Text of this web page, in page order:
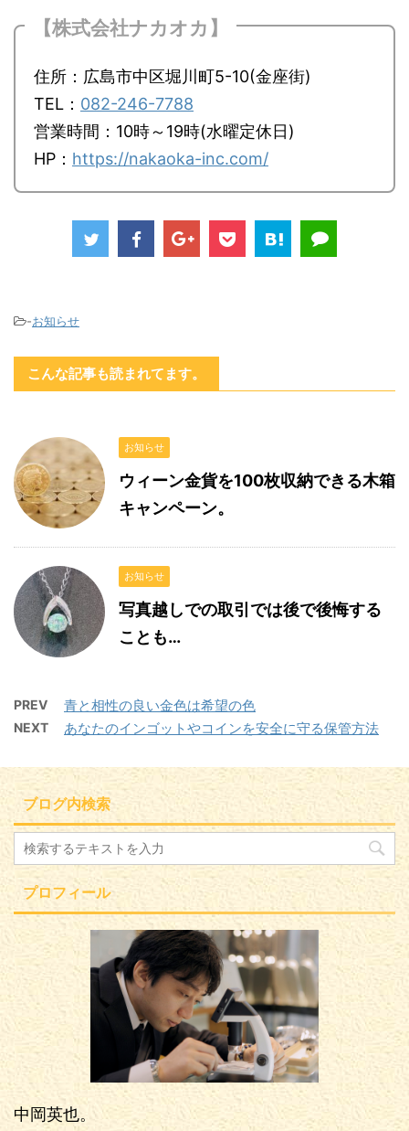
【株式会社ナカオカ】
住所：広島市中区堀川町5-10(金座街)
TEL： 082-246-7788
営業時間：10時～19時(水曜定休日)
HP： https://nakaoka-inc.com/
-お知らせ
こんな記事も読まれてます。
お知らせ
ウィーン金貨を100枚収納できる木箱
キャンペーン。
お知らせ
写真越しでの取引では後で後悔する
ことも…
PREV 青と相性の良い金色は希望の色
NEXT あなたのインゴットやコインを安全に守る保管方法
ブログ内検索
プロフィール
中岡英也。